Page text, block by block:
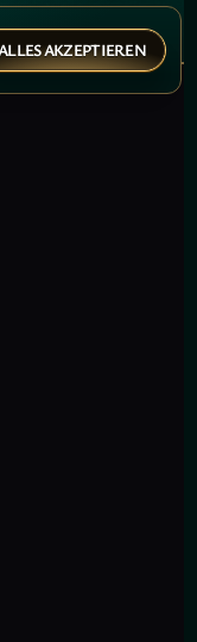
ALLES AKZEPTIEREN